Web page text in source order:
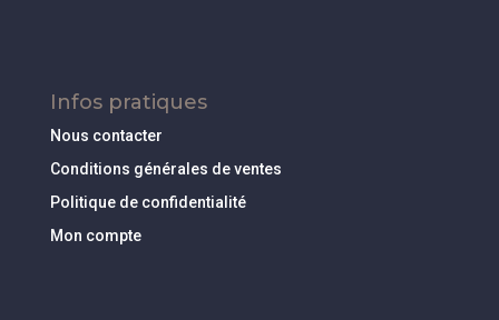
Infos pratiques
Nous contacter
Conditions générales de ventes
Politique de confidentialité
Mon compte